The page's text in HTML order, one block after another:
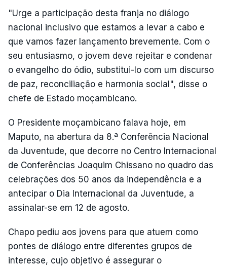
"Urge a participação desta franja no diálogo
nacional inclusivo que estamos a levar a cabo e
que vamos fazer lançamento brevemente. Com o
seu entusiasmo, o jovem deve rejeitar e condenar
o evangelho do ódio, substitui-lo com um discurso
de paz, reconciliação e harmonia social", disse o
chefe de Estado moçambicano.
O Presidente moçambicano falava hoje, em
Maputo, na abertura da 8.ª Conferência Nacional
da Juventude, que decorre no Centro Internacional
de Conferências Joaquim Chissano no quadro das
celebrações dos 50 anos da independência e a
antecipar o Dia Internacional da Juventude, a
assinalar-se em 12 de agosto.
Chapo pediu aos jovens para que atuem como
pontes de diálogo entre diferentes grupos de
interesse, cujo objetivo é assegurar o